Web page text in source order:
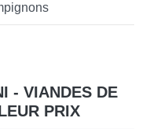
- VIANDES DE
PRIX